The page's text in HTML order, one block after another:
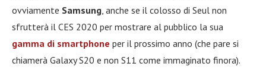
ovviamente Samsung, anche se il colosso di Seul non
sfrutterà il CES 2020 per mostrare al pubblico la sua
gamma di smartphone per il prossimo anno (che pare si
chiamerà Galaxy S20 e non S11 come immaginato finora).